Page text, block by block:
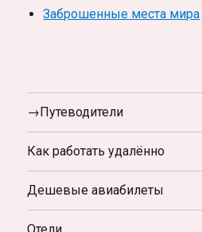
Заброшенные места мира
→Путеводители
Как работать удалённо
Дешевые авиабилеты